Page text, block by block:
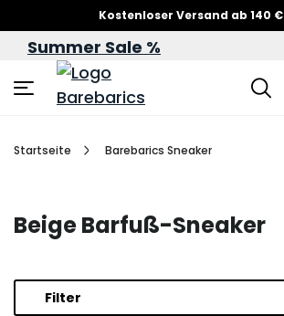
Kostenloser Versand ab 140 €
Sommersale – bis zu 60 %
Summer Sale %
Startseite Barebarics Sneaker
Beige Barfuß-Sneaker
Filter